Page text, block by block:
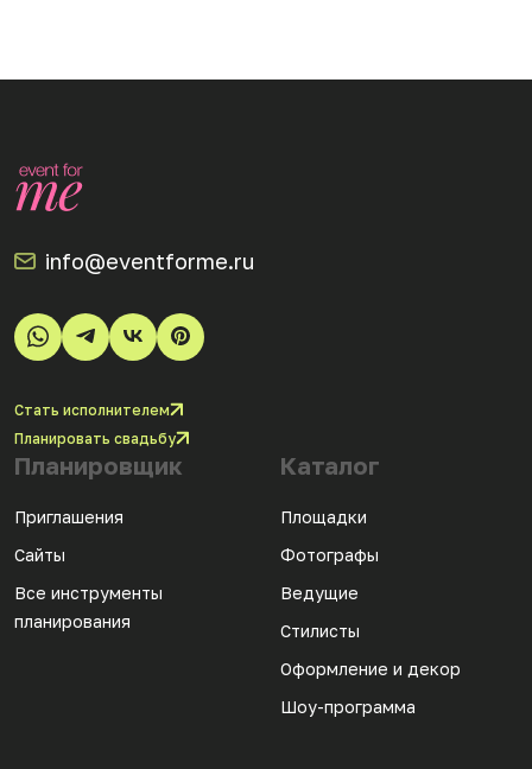
info@eventforme.ru
Стать исполнителем
Планировать свадьбу
Планировщик
Приглашения
Сайты
Все инструменты
планирования
Каталог
Площадки
Фотографы
Ведущие
Стилисты
Оформление и декор
Шоу-программа